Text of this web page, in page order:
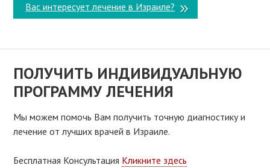
Вас интересует лечение в Израиле?
ПОЛУЧИТЬ ИНДИВИДУАЛЬНУЮ
ПРОГРАММУ ЛЕЧЕНИЯ
Мы можем помочь Вам получить точную диагностику и
лечение от лучших врачей в Израиле.
Бесплатная Консультация Кликните здесь